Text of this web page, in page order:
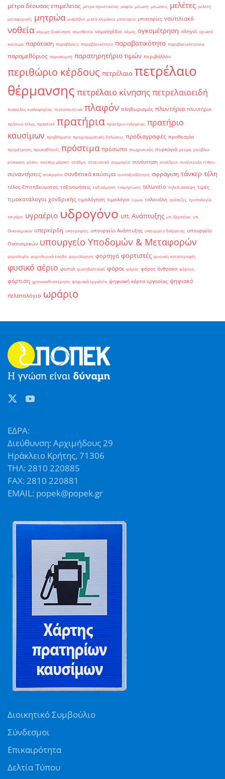
μέτρα δέουσας επιμέλειας μέτρα προστασίας μαφία μείωση μειώσεις μελέτες μελέτη
μεταφορικές μητρώα μικρόβια μικτά κλιμάκια μπαταρία μπαταρίες ναυτιλιακό
νοθεία νομιμη διακίνηση νομοθεσία νομοσχέδιο νόμος ογκομέτρηση οδηγοί ορυκτά
καύσιμα παράταση παραβάσεις παραβάτικότητα παραβατικότητα παραβατικότητατα
παραμεθόριος παραπομπή παρατηρητήριο τιμών περιβάλλον
περιθώριο κέρδους πετρέλαιο πετρέλαιο
θέρμανσης πετρέλαιο κίνησηςπετρελαιοειδή
πινακίδες κυκλοφορίας πιστοποιητικά πλαφόν πληθωρισμός πλυντήρια πλυντήριο
πράσινο τέλος πρακτικό πρατήρια πρατήριο ενέργειας πρατήριο
καυσίμων προβλήματα προγραμματικές δηλώσεις προδιαγραφές προθεσμία
προμέτρηση πρωταθλητές πρόστιμα πρόσωπα πτωχευτικός πυρκαγιά ρεύμα ρούβλια
ρύπανση ρύποι σούπερ μάρκετ στάθμη στατιστικά συμμορία συνάντηση συνέδριο συνέντευξη τύπου
συναντήσεις συνεργεία συνθετικά καύσιμα συνταξιοδότηση σφράγιση τάνκερ τέλη
τέλος Επιτηδεύματος ταξινομήσεις ταξινόμηση τεκμηρίωση τελωνείο τηλεδιάσκεψη τιμές
τιμοκατάλογοι χονδρικής τιμολόγηση τιμολόγιο τιμών τολουόλη τράπεζες τροπολογία
τσιγάρο υγραέριο υδρογόνο υπ. Ανάπτυξης υπ. Εργασίας υπ.
Οικονομικών υπερκέρδη υποτροφίες υπουργείο Ανάπτυξης υπουργείο Ενέργειας υπουργείο
Οικονομικών υπουργείο Υποδομών & Μεταφορών
φορολογία φορολογικά έσοδα φορολόγηση φορτηγά φορτιστές φυσικές καταστροφές
φυσικό αέριο φωτιά φωτοβολταϊκά φόροι φόρος φόρος άνθρακα φόρους
φόρτιση χρονοκαθυστέρηση ψηφιακά εργαλεία ψηφιακή κάρτα εργασίας ψηφιακό
πελατολόγιο ωράριο
ΕΔΡΑ:
Διεύθυνση: Αρχιμήδους 29
Ηράκλειο Κρήτης, 71306
ΤΗΛ: 2810 220885
FAX: 2810 220881
EMAIL: popek@popek.gr
Διοικητικό Συμβούλιο
Σύνδεσμοι
Επικαιρότητα
Δελτία Τύπου